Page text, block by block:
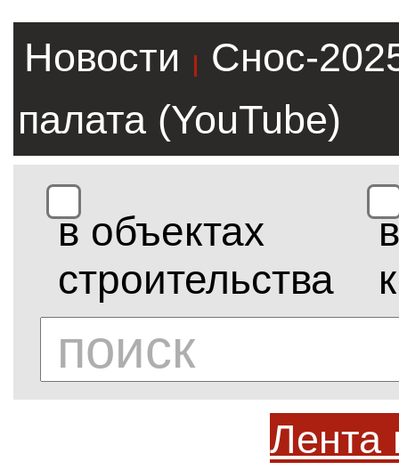
Новости |
Снос-
палата (YouTube)
в объектах
строительства
в
Лента